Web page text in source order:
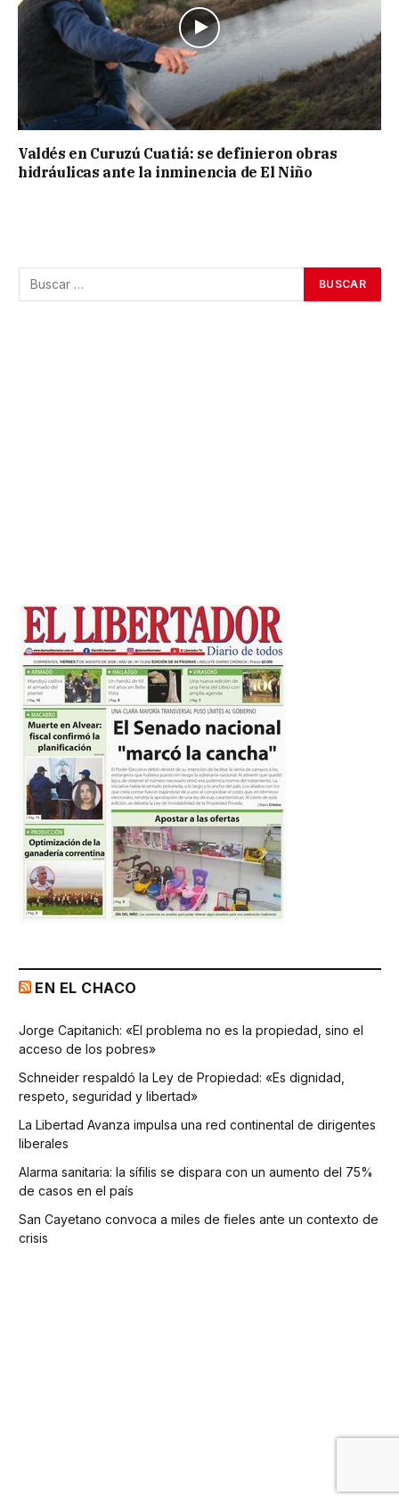
Valdés en Curuzú Cuatiá: se definieron obras
hidráulicas ante la inminencia de El Niño
EN EL CHACO
Jorge Capitanich: «El problema no es la propiedad, sino el
acceso de los pobres»
Schneider respaldó la Ley de Propiedad: «Es dignidad,
respeto, seguridad y libertad»
La Libertad Avanza impulsa una red continental de dirigentes
liberales
Alarma sanitaria: la sífilis se dispara con un aumento del 75%
de casos en el país
San Cayetano convoca a miles de fieles ante un contexto de
crisis